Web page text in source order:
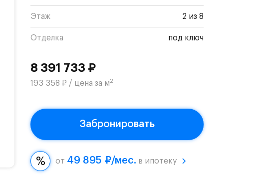
Этаж 2 из 8
Отделка под ключ
8 391 733 ₽
193 358 ₽ / цена за м2
Забронировать
от 49 895 ₽/мес. в ипотеку